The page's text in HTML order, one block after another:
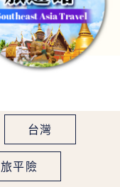
台灣
旅平險